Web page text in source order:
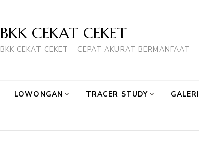
BKK CEKAT CEKET
BKK CEKAT CEKET – CEPAT AKURAT BERMANFAAT
LOWONGAN TRACER STUDY GALERI